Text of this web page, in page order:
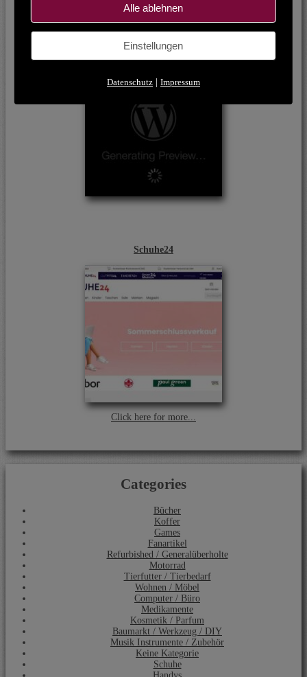
Deichmann
Schuhe24
Click here for more...
Categories
Bücher
Koffer
Games
Fanartikel
Refurbished / Generalüberholte
Motorrad
Tierfutter / Tierbedarf
Wohnen / Möbel
Computer / Büro
Medikamente
Kosmetik / Parfum
Baumarkt / Werkzeug / DIY
Musik Instrumente / Zubehör
Keine Kategorie
Schuhe
Alle ablehnen
Einstellungen
Datenschutz| Impressum